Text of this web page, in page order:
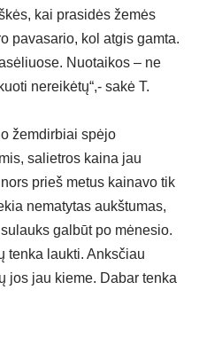
kai prasidės žemės
pavasario, kol atgis gamta.
Nuotaikos – ne
nereikėtų“,- sakė T.
žemdirbiai spėjo
salietros kaina jau
prieš metus kainavo tik
nematytas aukštumas,
galbūt po mėnesio.
tenka laukti. Anksčiau
jos jau kieme. Dabar tenka